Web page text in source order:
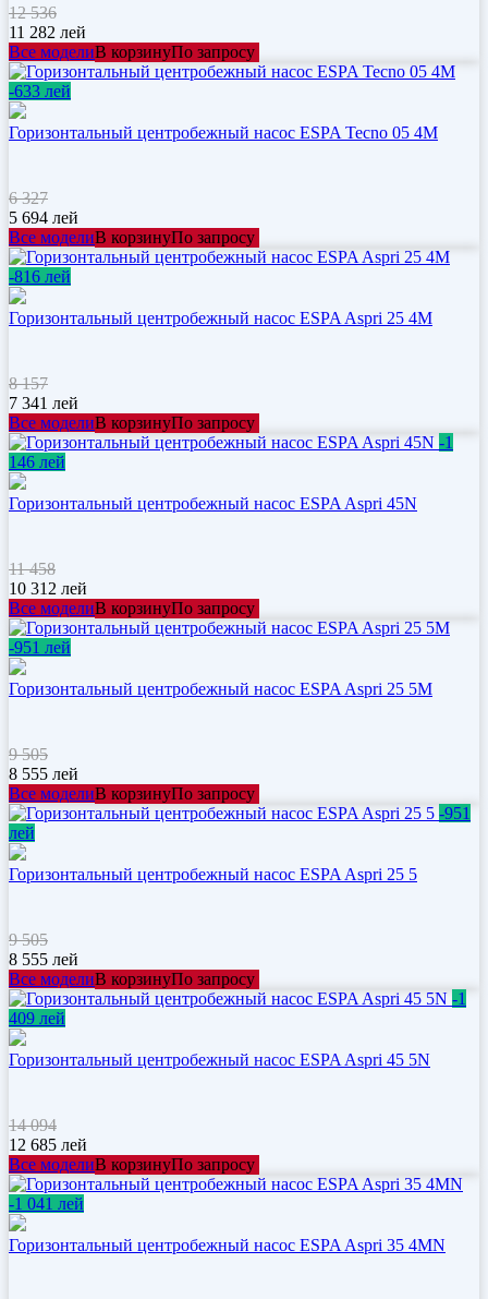
12 536
11 282 лей
Все моделиВ корзинуПо запросу
-633 лей
Горизонтальный центробежный насос ESPA Tecno 05 4M
6 327
5 694 лей
Все моделиВ корзинуПо запросу
-816 лей
Горизонтальный центробежный насос ESPA Aspri 25 4M
8 157
7 341 лей
Все моделиВ корзинуПо запросу
-1
146 лей
Горизонтальный центробежный насос ESPA Aspri 45N
11 458
10 312 лей
Все моделиВ корзинуПо запросу
-951 лей
Горизонтальный центробежный насос ESPA Aspri 25 5M
9 505
8 555 лей
Все моделиВ корзинуПо запросу
-951
лей
Горизонтальный центробежный насос ESPA Aspri 25 5
9 505
8 555 лей
Все моделиВ корзинуПо запросу
-1
409 лей
Горизонтальный центробежный насос ESPA Aspri 45 5N
14 094
12 685 лей
Все моделиВ корзинуПо запросу
-1 041 лей
Горизонтальный центробежный насос ESPA Aspri 35 4MN